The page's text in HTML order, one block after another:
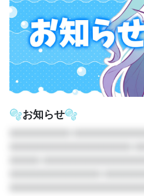
🫧お知らせ🫧